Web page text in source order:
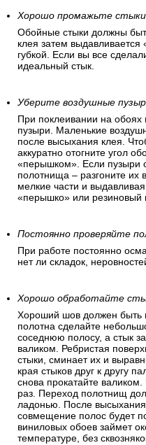
Хорошо промажьте
Обойные стыки должны
клея затем
губкой. Если вы все
идеальный стык.
Уберите воздушные
При поклеивании на обоях
пузыри. Маленькие
после высыхания клея.
аккуратно отогните угол
«перышком». Если пузыри
полотнища – разгоните их
мелкие части и
«перышко» или резиновый
Постоянно проверяйте
При работе постоянно
нет ли складок,
Хорошо обработайте
Хороший шов должен быть
полотна сделайте
соседнюю полосу, а стык
валиком. Ребристая
стыки, сминает их и
края стыков друг к другу
снова прокатайте валиком.
раз. Переход полотнищ
ладонью. После высыхания
совмещение полос будет
виниловых обоев займет
температуре, без